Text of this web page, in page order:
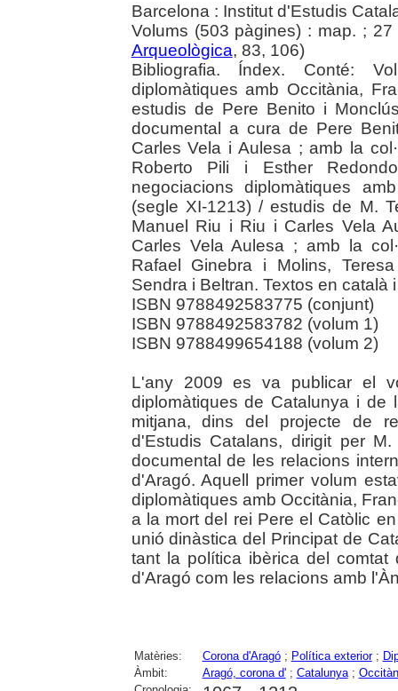
Barcelona : Institut d'Estudis
Volums (503 pàgines) : map. ; 27
Arqueològica, 83, 106)
Bibliografia. Índex. Conté:
diplomàtiques amb Occitània,
estudis de Pere Benito i
documental a cura de Pere
Carles Vela i Aulesa ; amb la
Roberto Pili i Esther
negociacions diplomàtiques
(segle XI-1213) / estudis de M.
Manuel Riu i Riu i Carles Vela
Carles Vela Aulesa ; amb la
Rafael Ginebra i Molins,
Sendra i Beltran. Textos en català
ISBN 9788492583775 (conjunt)
ISBN 9788492583782 (volum 1)
ISBN 9788499654188 (volum 2)
L'any 2009 es va publicar el
diplomàtiques de Catalunya i de
mitjana, dins del projecte de
d'Estudis Catalans, dirigit per
documental de les relacions
d'Aragó. Aquell primer volum
diplomàtiques amb Occitània,
a la mort del rei Pere el Catòlic
unió dinàstica del Principat de
tant la política ibèrica del
d'Aragó com les relacions amb
Matèries: Corona d'Aragó; Política exterior;
Àmbit:
Aragó, corona d'; Catalunya;